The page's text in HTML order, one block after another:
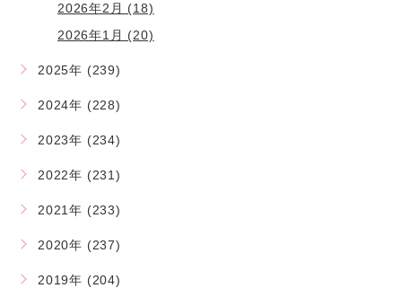
2026年2月 (18)
2026年1月 (20)
2025年 (239)
2024年 (228)
2023年 (234)
2022年 (231)
2021年 (233)
2020年 (237)
2019年 (204)